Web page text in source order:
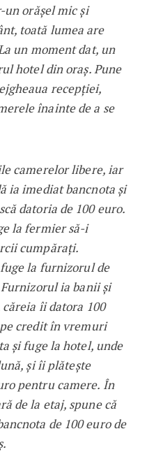
orășel mic și
toată lumea are
un moment dat, un
hotel din oraș. Pune
recepției,
înainte de a se
camerelor libere, iar
ia imediat bancnota și
datoria de 100 euro.
la fermier să-i
cumpărați.
la furnizorul de
ia banii și
îi datora 100
credit în vremuri
și fuge la hotel, unde
și îi plătește
pentru camere. În
de la etaj, spune că
de 100 euro de